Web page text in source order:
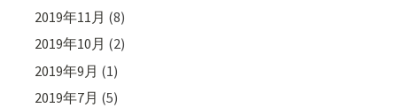
2019年11月 (8)
2019年10月 (2)
2019年9月 (1)
2019年7月 (5)